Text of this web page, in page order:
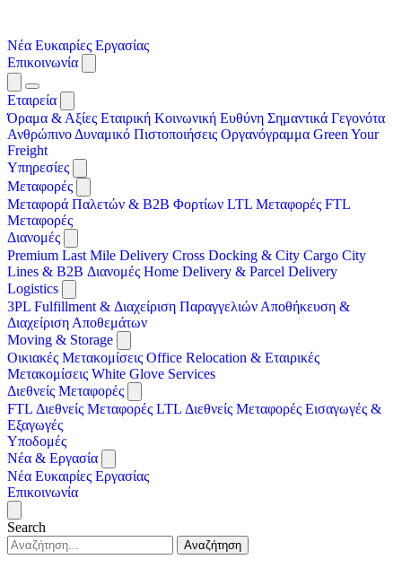
Νέα Ευκαιρίες Εργασίας
Επικοινωνία
Εταιρεία
Όραμα & Αξίες Εταιρική Κοινωνική Ευθύνη Σημαντικά Γεγονότα
Ανθρώπινο Δυναμικό Πιστοποιήσεις Οργανόγραμμα Green Your
Freight
Υπηρεσίες
Μεταφορές
Μεταφορά Παλετών & B2B Φορτίων LTL Μεταφορές FTL
Μεταφορές
Διανομές
Premium Last Mile Delivery Cross Docking & City Cargo City
Lines & B2B Διανομές Home Delivery & Parcel Delivery
Logistics
3PL Fulfillment & Διαχείριση Παραγγελιών Αποθήκευση &
Διαχείριση Αποθεμάτων
Moving & Storage
Οικιακές Μετακομίσεις Office Relocation & Εταιρικές
Μετακομίσεις White Glove Services
Διεθνείς Μεταφορές
FTL Διεθνείς Μεταφορές LTL Διεθνείς Μεταφορές Εισαγωγές &
Εξαγωγές
Υποδομές
Νέα & Εργασία
Νέα Ευκαιρίες Εργασίας
Επικοινωνία
Search
Αναζήτηση